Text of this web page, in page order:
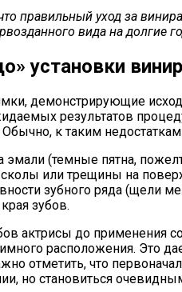
правильный уход за
вида на долгие
установки
демонстрирующие
результатов
к таким недостаткам
(темные пятна,
или трещины на
зубного ряда (щели
зубов.
актрисы до применения
расположения. Это
отметить, что
но становиться